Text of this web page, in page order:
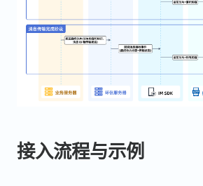
接入流程与示例